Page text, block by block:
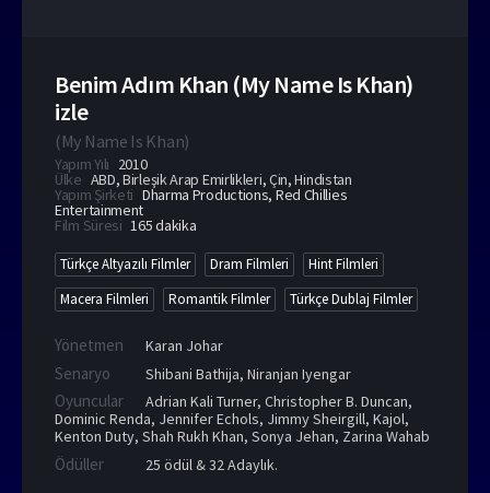
Benim Adım Khan (My Name Is Khan)
izle
(My Name Is Khan)
Yapım Yılı 2010
Ülke ABD,Birleşik Arap Emirlikleri,Çin,Hindistan
Yapım Şirketi Dharma Productions, Red Chillies
Entertainment
Film Süresi 165 dakika
Türkçe Altyazılı Filmler Dram Filmleri
Hint Filmleri
Macera Filmleri
Romantik Filmler Türkçe Dublaj Filmler
Yönetmen Karan Johar
Senaryo Shibani Bathija, Niranjan Iyengar
Oyuncular Adrian Kali Turner, Christopher B. Duncan,
Dominic Renda, Jennifer Echols, Jimmy Sheirgill, Kajol,
Kenton Duty, Shah Rukh Khan, Sonya Jehan, Zarina Wahab
Ödüller
25 ödül & 32 Adaylık.